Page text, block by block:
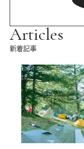
Articles
新着記事